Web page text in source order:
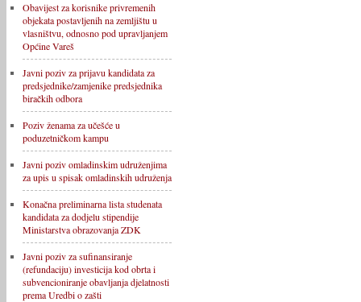
Obavijest za korisnike privremenih
objekata postavljenih na zemljištu u
vlasništvu, odnosno pod upravljanjem
Općine Vareš
Javni poziv za prijavu kandidata za
predsjednike/zamjenike predsjednika
biračkih odbora
Poziv ženama za učešće u
poduzetničkom kampu
Javni poziv omladinskim udruženjima
za upis u spisak omladinskih udruženja
Konačna preliminarna lista studenata
kandidata za dodjelu stipendije
Ministarstva obrazovanja ZDK
Javni poziv za sufinansiranje
(refundaciju) investicija kod obrta i
subvencioniranje obavljanja djelatnosti
prema Uredbi o zašti